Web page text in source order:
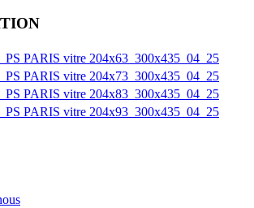
PARIS vitre 204x63_300x435_04_25
PARIS vitre 204x73_300x435_04_25
PARIS vitre 204x83_300x435_04_25
PARIS vitre 204x93_300x435_04_25